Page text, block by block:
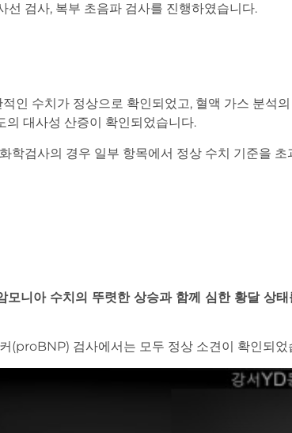
선 검사, 복부 초음파 검사를 진행하였습니다.
인 수치가 정상으로 확인되었고, 혈액 가스 분석
대사성 산증이 확인되었습니다.
학검사의 경우 일부 항목에서 정상 수치 기준을 초
모니아 수치의 뚜렷한 상승과 함께 심한 황달 상
(proBNP) 검사에서는 모두 정상 소견이 확인되었